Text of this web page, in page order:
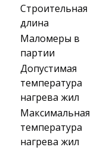
Строительная
длина
Маломеры в
партии
Допустимая
температура
нагрева жил
Максимальная
температура
нагрева жил